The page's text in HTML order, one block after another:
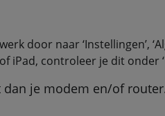
door naar ‘Instellingen’,
iPad, controleer je dit onder
je modem en/of